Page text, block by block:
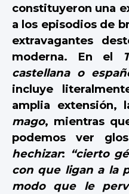
constituyeron una
a los episodios de
extravagantes
moderna. En el
castellana o
incluye
amplia extensión,
mago, mientras
podemos ver
hechizar: “cierto
con que ligan a la
modo que le